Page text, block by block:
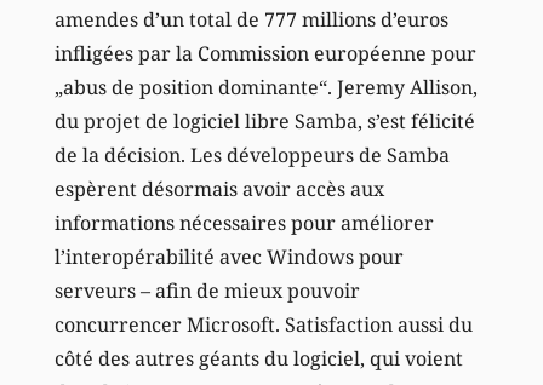
amendes d’un total de 777 millions d’euros
infligées par la Commission européenne pour
„abus de position dominante“. Jeremy Allison,
du projet de logiciel libre Samba, s’est félicité
de la décision. Les développeurs de Samba
espèrent désormais avoir accès aux
informations nécessaires pour améliorer
l’interopérabilité avec Windows pour
serveurs – afin de mieux pouvoir
concurrencer Microsoft. Satisfaction aussi du
côté des autres géants du logiciel, qui voient